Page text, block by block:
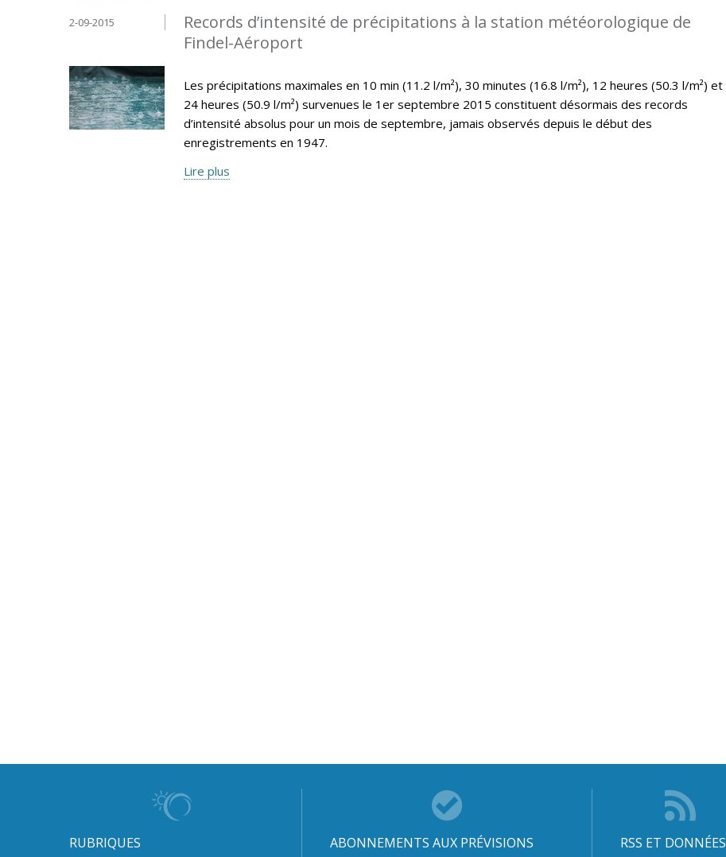
Records d’intensité de précipitations à la station météorologique de
Findel-Aéroport
2-09-2015
Les précipitations maximales en 10 min (11.2 l/m²), 30 minutes (16.8 l/m²), 12 heures (50.3 l/m²) et
24 heures (50.9 l/m²) survenues le 1er septembre 2015 constituent désormais des records
d’intensité absolus pour un mois de septembre, jamais observés depuis le début des
enregistrements en 1947.
Lire plus
RUBRIQUES ABONNEMENTS AUX PRÉVISIONS RSS ET DONNÉES